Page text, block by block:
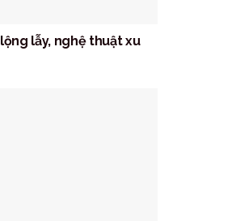
lẫy, nghệ thuật xu